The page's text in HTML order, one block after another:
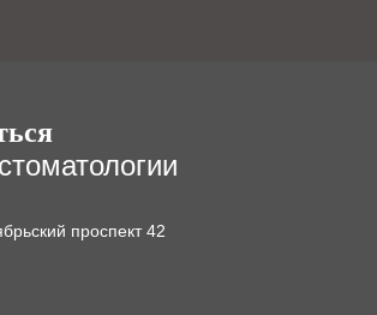
проспект 42